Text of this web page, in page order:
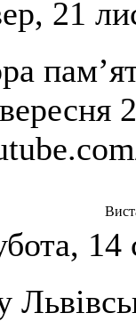
21
14